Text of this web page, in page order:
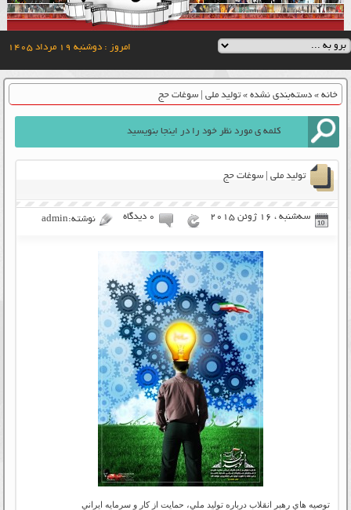
امروز : دوشنبه ۱۹ مرداد ۱۴۰۵
خانه» دسته‌بندی نشده»تولید ملی | سوغات حج
تولید ملی | سوغات حج
سه‌شنبه ، 16 ژوئن 2015 ۰ دیدگاه نوشته:admin
توصيه هاي رهبر انقلاب درباره توليد ملي، حمايت از كار و سرمايه ايراني